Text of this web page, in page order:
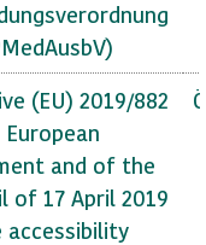
(EU) 2019/882
and of the
of 17 April 2019
accessibility